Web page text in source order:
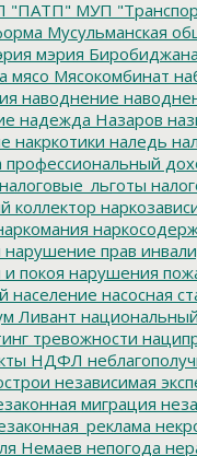
"ПАТП" МУП
Мусульманская
мэрия Биробиджана
мясо Мясокомбинат
наводнение
надежда Назаров
накркотики наледь
профессиональный
налоговые_льготы
коллектор
нарушение прав
покоя нарушения
население насосная
Ливант
тревожности
НДФЛ
независимая
миграция
Немаев непогода